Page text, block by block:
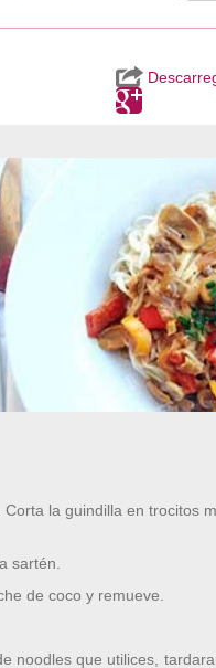
la guindilla en trocitos
sartén.
de coco y remueve.
noodles que utilices,